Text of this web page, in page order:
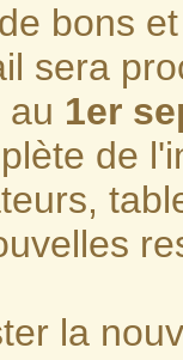
bons
sera
au 1er
de
la